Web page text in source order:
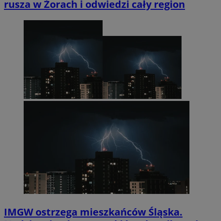
rusza w Żorach i odwiedzi cały region
IMGW ostrzega mieszkańców Śląska.